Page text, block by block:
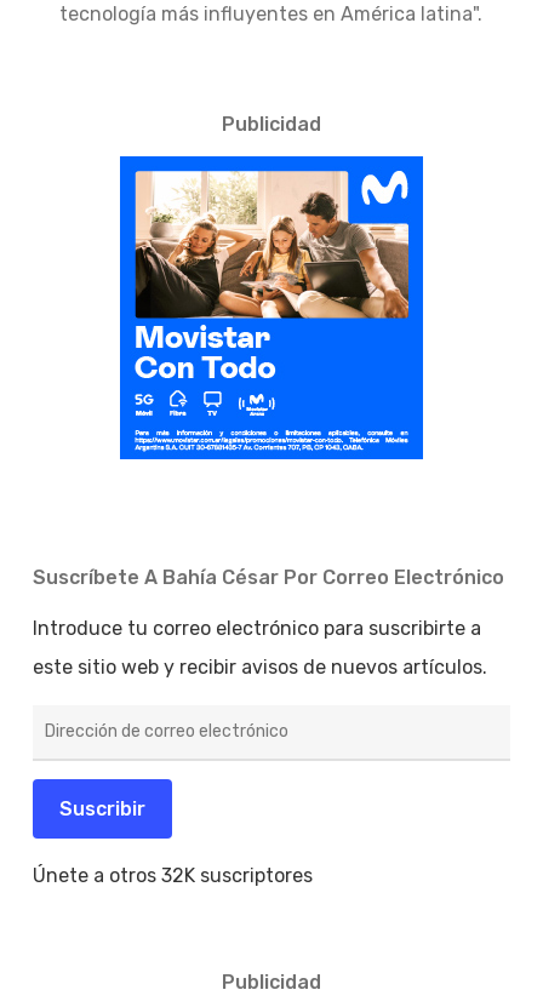
tecnología más influyentes en América latina".
Publicidad
Suscríbete A Bahía César Por Correo Electrónico
Introduce tu correo electrónico para suscribirte a
este sitio web y recibir avisos de nuevos artículos.
de
electrónico
Suscribir
Únete a otros 32K suscriptores
Publicidad